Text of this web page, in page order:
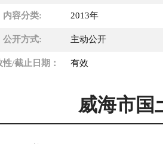
内容分类: 2013年
公开方式: 主动公开
性/截止日期： 有效
威海市国